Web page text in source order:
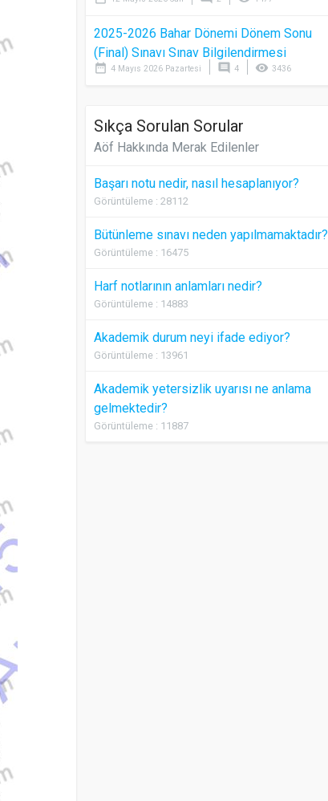
2025-2026 Bahar Dönemi Dönem Sonu
(Final) Sınavı Sınav Bilgilendirmesi
date_range 4 Mayıs 2026 Pazartesi comment 4 visibility 3436
Sıkça Sorulan Sorular
Aöf Hakkında Merak Edilenler
Başarı notu nedir, nasıl hesaplanıyor?
Görüntüleme : 28112
Bütünleme sınavı neden yapılmamaktadır?
Görüntüleme : 16475
Harf notlarının anlamları nedir?
Görüntüleme : 14883
Akademik durum neyi ifade ediyor?
Görüntüleme : 13961
Akademik yetersizlik uyarısı ne anlama
gelmektedir?
Görüntüleme : 11887